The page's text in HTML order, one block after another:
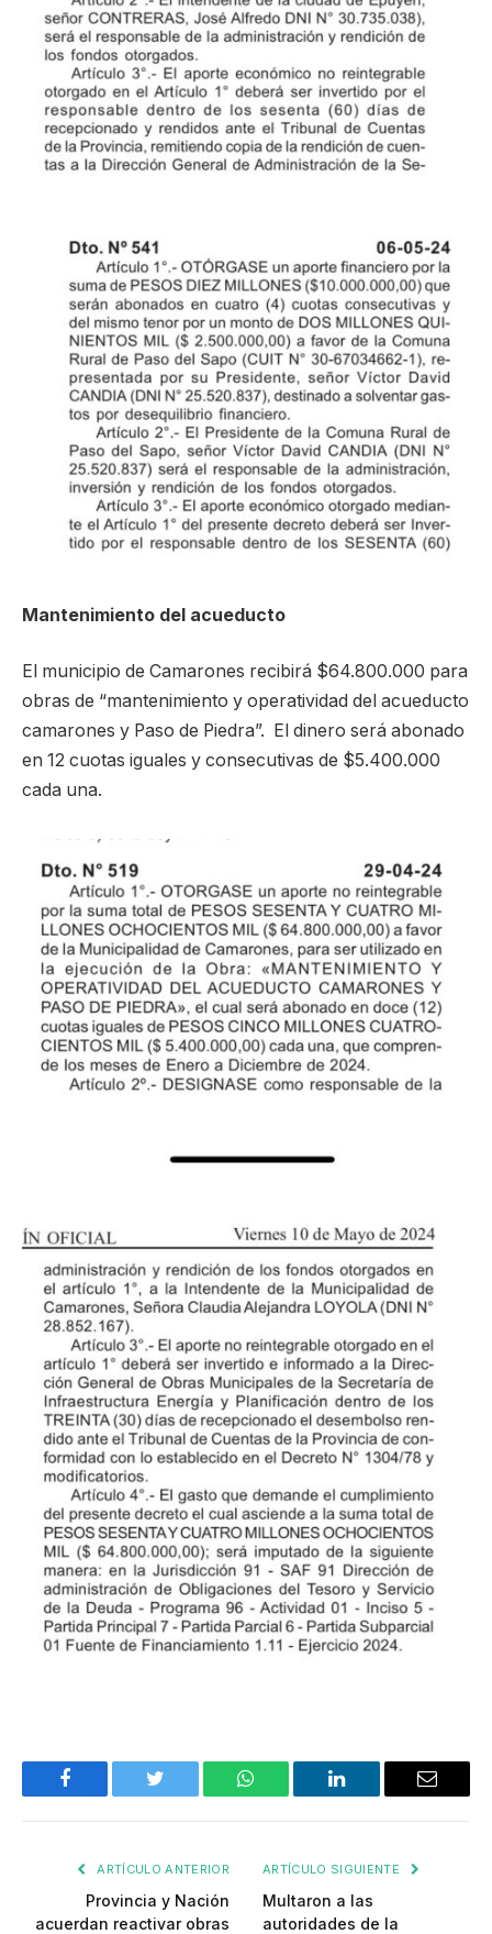
Mantenimiento del acueducto
El municipio de Camarones recibirá $64.800.000 para
obras de “mantenimiento y operatividad del acueducto
camarones y Paso de Piedra”. El dinero será abonado
en 12 cuotas iguales y consecutivas de $5.400.000
cada una.
Facebook Twitter WhatsApp LinkedIn Email
ARTÍCULO ANTERIOR
Provincia y Nación
acuerdan reactivar obras
ARTÍCULO SIGUIENTE
Multaron a las
autoridades de la